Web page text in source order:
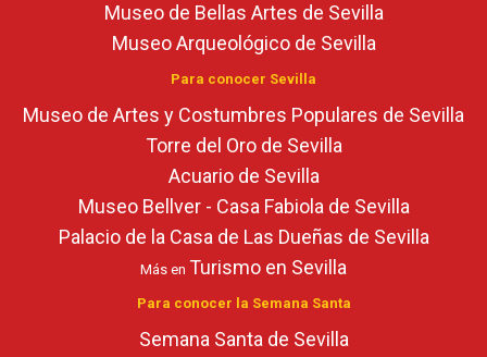
Museo de Bellas Artes de Sevilla
Museo Arqueológico de Sevilla
Para conocer Sevilla
Museo de Artes y Costumbres Populares de Sevilla
Torre del Oro de Sevilla
Acuario de Sevilla
Museo Bellver - Casa Fabiola de Sevilla
Palacio de la Casa de Las Dueñas de Sevilla
Más en Turismo en Sevilla
Para conocer la Semana Santa
Semana Santa de Sevilla